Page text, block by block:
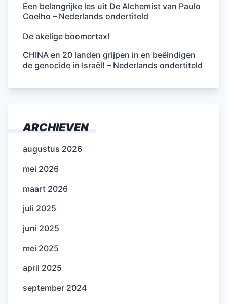
Een belangrijke les uit De Alchemist van Paulo
Coelho – Nederlands ondertiteld
De akelige boomertax!
CHINA en 20 landen grijpen in en beëindigen
de genocide in Israël! – Nederlands ondertiteld
ARCHIEVEN
augustus 2026
mei 2026
maart 2026
juli 2025
juni 2025
mei 2025
april 2025
september 2024